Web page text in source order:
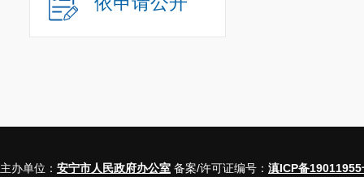
主办单位： 安宁市人民政府办公室 备案/许可证编号： 滇ICP备